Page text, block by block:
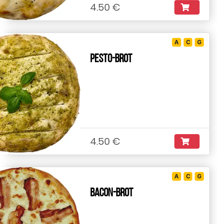
4.50 €
Pesto-Brot
A C G
4.50 €
Bacon-Brot
A C G